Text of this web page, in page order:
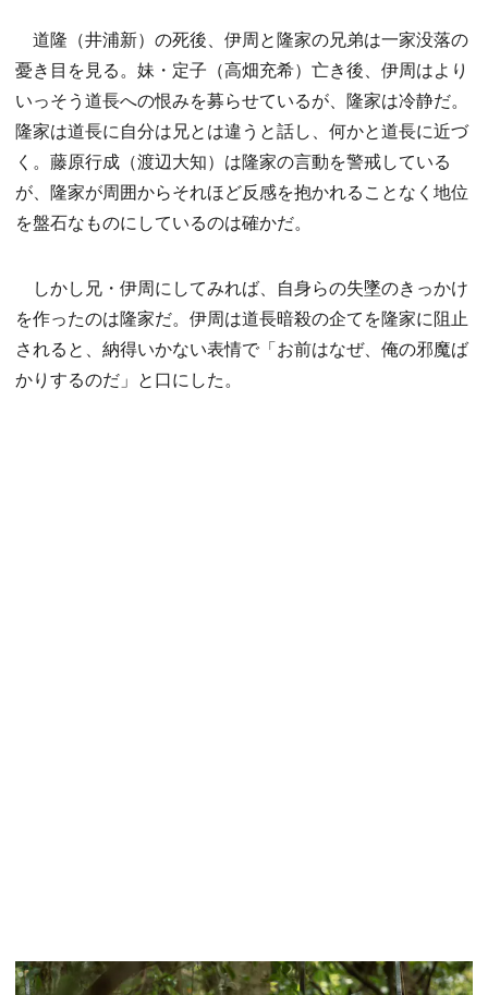
道隆（井浦新）の死後、伊周と隆家の兄弟は一家没落の
憂き目を見る。妹・定子（高畑充希）亡き後、伊周はより
いっそう道長への恨みを募らせているが、隆家は冷静だ。
隆家は道長に自分は兄とは違うと話し、何かと道長に近づ
く。藤原行成（渡辺大知）は隆家の言動を警戒している
が、隆家が周囲からそれほど反感を抱かれることなく地位
を盤石なものにしているのは確かだ。
しかし兄・伊周にしてみれば、自身らの失墜のきっかけ
を作ったのは隆家だ。伊周は道長暗殺の企てを隆家に阻止
されると、納得いかない表情で「お前はなぜ、俺の邪魔ば
かりするのだ」と口にした。